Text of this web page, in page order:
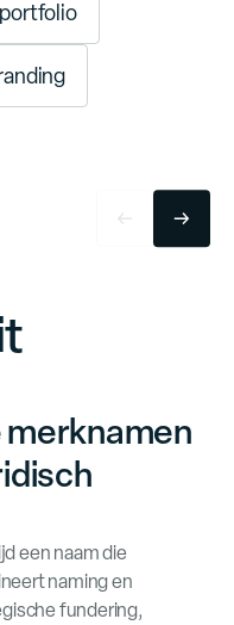
portfolio
anding
een naam die
naming en
fundering,